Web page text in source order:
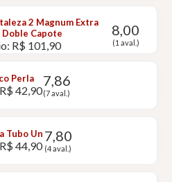
2 Magnum Extra
Doble Capote
R$ 101,90
8,00
(1 aval.)
Perla
42,90
7,86
(7 aval.)
Tubo Un
44,90
7,80
(4 aval.)